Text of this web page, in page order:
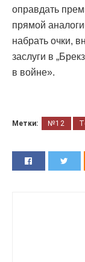
оправдать
прямой
набрать очки,
заслуги в
в войне».
Метки: №12